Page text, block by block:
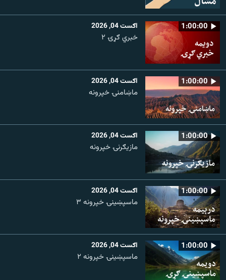
1:00:00 اګست 04, 2026
خبري ګړۍ ۲
1:00:00 اګست 04, 2026
ماښامنۍ خپرونه
1:00:00 اګست 04, 2026
مازیګرنۍ خپرونه
1:00:00 اګست 04, 2026
ماسپښینۍ خپرونه ۳
1:00:00 اګست 04, 2026
ماسپښينۍ خپرونه ۲